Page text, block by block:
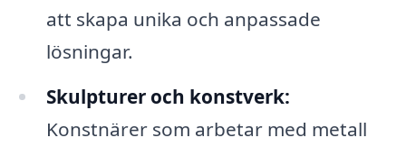
att skapa unika och anpassade
lösningar.
Skulpturer och konstverk:
Konstnärer som arbetar med metall